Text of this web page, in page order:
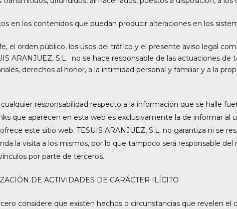
en los contenidos que puedan producir alteraciones en los
el orden público, los usos del tráfico y el presente aviso legal
ARANJUEZ, S.L. no se hace responsable de las actuaciones
derechos al honor, a la intimidad personal y familiar y a la
responsabilidad respecto a la información que se halle
que aparecen en esta web es exclusivamente la de informar al
este sitio web. TESUIS ARANJUEZ, S.L. no garantiza ni se
la visita a los mismos, por lo que tampoco será responsable del
por parte de terceros.
DE ACTIVIDADES DE CARÁCTER ILÍCITO
considere que existen hechos o circunstancias que revelen